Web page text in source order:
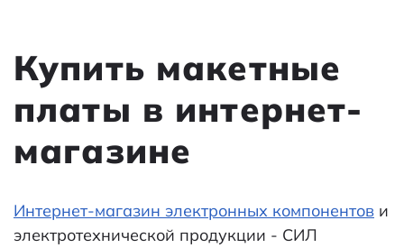
Купить макетные
платы в интернет-
магазине
Интернет-магазин электронных компонентов и
электротехнической продукции - СИЛ